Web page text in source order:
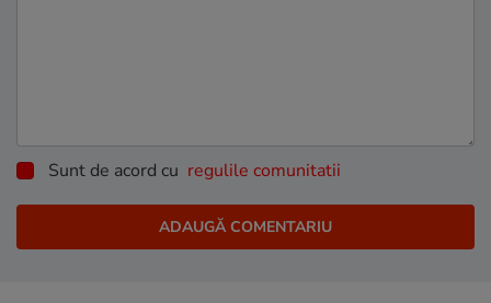
Sunt de acord cu regulile comunitatii